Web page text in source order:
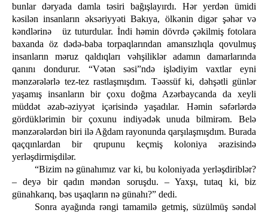
bunlar dəryada damla təsiri bağışlayırdı. Hər yerdən ümidi
kəsilən insanların əksəriyyəti Bakıya, ölkənin digər şəhər və
kəndlərinə üz tuturdular. İndi həmin dövrdə çəkilmiş fotolara
baxanda öz dədə-baba torpaqlarından amansızlıqla qovulmuş
insanların məruz qaldıqları vəhşiliklər adamın damarlarında
qanını dondurur. “Vətən səsi”ndə işlədiyim vaxtlar eyni
mənzərələrlə tez-tez rastlaşmışdım. Təəssüf ki, dəhşətli günlər
yaşamış insanların bir çoxu doğma Azərbaycanda da xeyli
müddət əzab-əziyyət içərisində yaşadılar. Həmin səfərlərdə
gördüklərimin bir çoxunu indiyədək unuda bilmirəm. Belə
mənzərələrdən biri ilə Ağdam rayonunda qarşılaşmışdım. Burada
qaçqınlardan bir qrupunu keçmiş koloniya ərazisində
yerləşdirmişdilər.
“Bizim nə günahımız var ki, bu koloniyada yerləşdiriblər?
– deyə bir qadın məndən soruşdu. – Yaxşı, tutaq ki, biz
günahkarıq, bəs uşaqların nə günahı?” dedi.
Sonra ayağında rəngi tamamilə getmiş, süzülmüş səndəl